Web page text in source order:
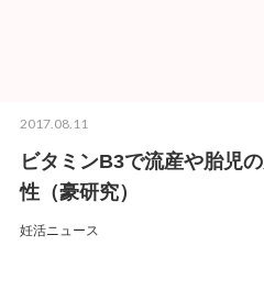
2017.08.11
ビタミンB3で流産や胎児
性（豪研究）
妊活ニュース